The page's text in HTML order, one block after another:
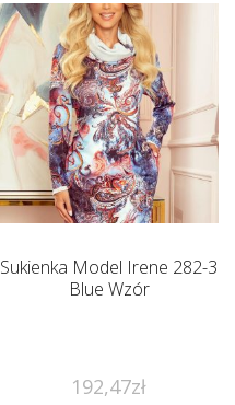
Sukienka Model Irene 282-3
Blue Wzór
192,47zł